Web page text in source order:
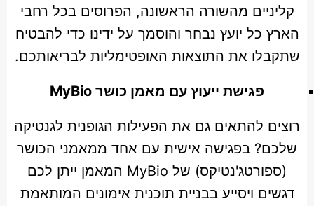
קליניים מהשורה הראשונה, הפרוסים בכל רחבי
הארץ כל יועץ נבחר והוסמך על ידינו כדי להבטיח
שתקבלו את התוצאות האופטימליות לבריאותכם.
פגישת ייעוץ עם מאמן כושר MyBio
רוצים להתאים גם את הפעילות הגופנית לגנטיקה
שלכם? בפגישה אישית עם אחד ממאמני הכושר
(ספורטג'נטיקס) של MyBio המאמן ייתן לכם
דגשים ויסייע בבניית תוכנית אימונים המותאמת